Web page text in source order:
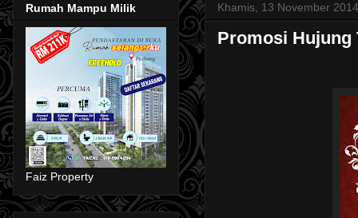
Khamis, 13 November 2014
Promosi Hujung
Rumah Mampu Milik
Faiz Property